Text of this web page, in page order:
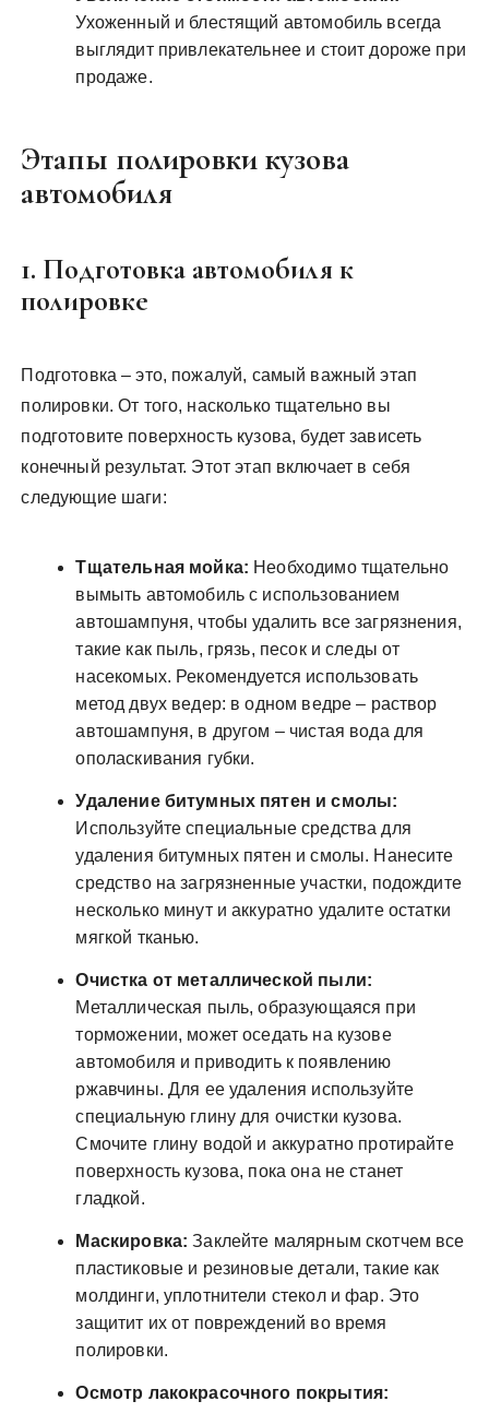
Ухоженный и блестящий автомобиль всегда
выглядит привлекательнее и стоит дороже при
продаже.
Этапы полировки кузова
автомобиля
1. Подготовка автомобиля к
полировке
Подготовка – это, пожалуй, самый важный этап
полировки. От того, насколько тщательно вы
подготовите поверхность кузова, будет зависеть
конечный результат. Этот этап включает в себя
следующие шаги:
Тщательная мойка: Необходимо тщательно
вымыть автомобиль с использованием
автошампуня, чтобы удалить все загрязнения,
такие как пыль, грязь, песок и следы от
насекомых. Рекомендуется использовать
метод двух ведер: в одном ведре – раствор
автошампуня, в другом – чистая вода для
ополаскивания губки.
Удаление битумных пятен и смолы:
Используйте специальные средства для
удаления битумных пятен и смолы. Нанесите
средство на загрязненные участки, подождите
несколько минут и аккуратно удалите остатки
мягкой тканью.
Очистка от металлической пыли:
Металлическая пыль, образующаяся при
торможении, может оседать на кузове
автомобиля и приводить к появлению
ржавчины. Для ее удаления используйте
специальную глину для очистки кузова.
Смочите глину водой и аккуратно протирайте
поверхность кузова, пока она не станет
гладкой.
Маскировка: Заклейте малярным скотчем все
пластиковые и резиновые детали, такие как
молдинги, уплотнители стекол и фар. Это
защитит их от повреждений во время
полировки.
Осмотр лакокрасочного покрытия: